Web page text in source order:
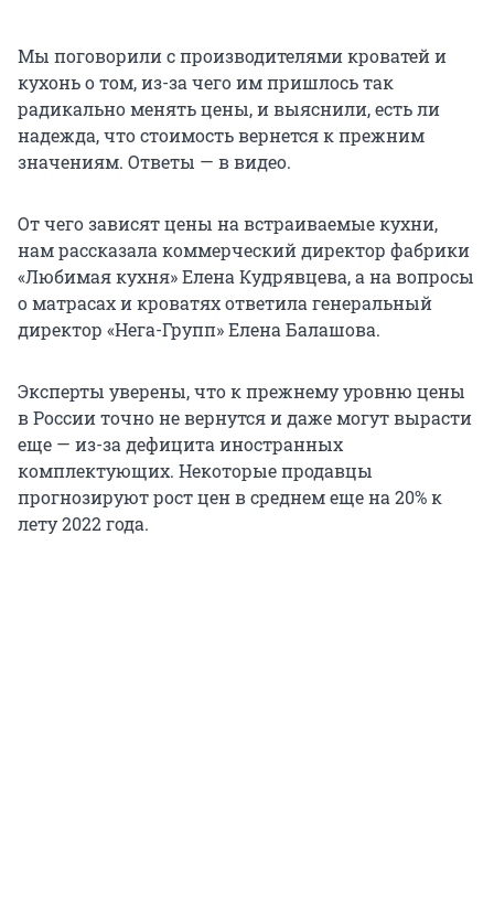
Мы поговорили с производителями кроватей и
кухонь о том, из-за чего им пришлось так
радикально менять цены, и выяснили, есть ли
надежда, что стоимость вернется к прежним
значениям. Ответы — в видео.
От чего зависят цены на встраиваемые кухни,
нам рассказала коммерческий директор фабрики
«Любимая кухня» Елена Кудрявцева, а на вопросы
о матрасах и кроватях ответила генеральный
директор «Нега-Групп» Елена Балашова.
Эксперты уверены, что к прежнему уровню цены
в России точно не вернутся и даже могут вырасти
еще — из-за дефицита иностранных
комплектующих. Некоторые продавцы
прогнозируют рост цен в среднем еще на 20% к
лету 2022 года.